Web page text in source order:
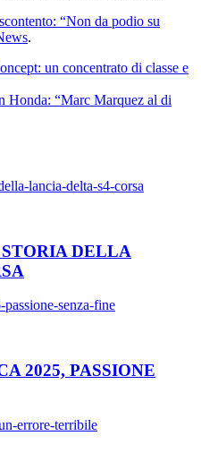
“Non da podio su
.
un concentrato di classe e
Honda: “Marc Marquez al di
DELLA
2025, PASSIONE